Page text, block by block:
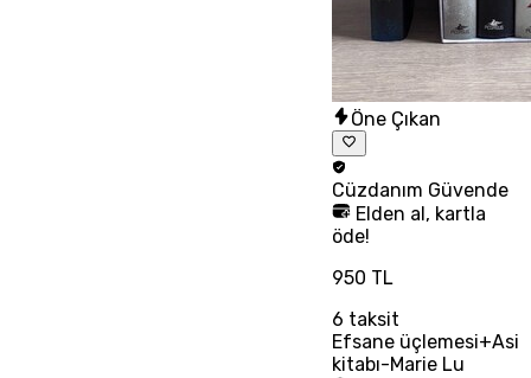
Öne Çıkan
Cüzdanım Güvende
Elden al, kartla
öde!
950 TL
6 taksit
Efsane üçlemesi+Asi
kitabı-Marie Lu